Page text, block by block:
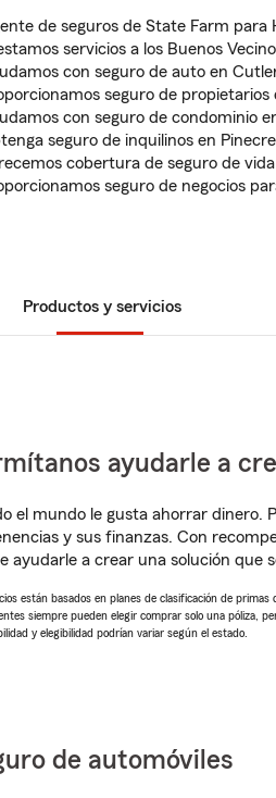
de seguros de State Farm para
servicios a los Buenos
con seguro de auto en
seguro de propietarios
con seguro de condominio
seguro de inquilinos en
cobertura de seguro de
seguro de negocios
Productos y servicios
ayudarle a
el mundo le gusta ahorrar dinero.
y sus finanzas. Con
ayudarle a crear una solución que
están basados en planes de clasificación de
siempre pueden elegir comprar solo una póliza,
y elegibilidad podrían variar según el estado.
de automóviles